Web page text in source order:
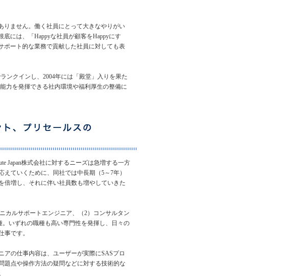
りません。働く社員にとって大きなやりがい
には、「Happyな社員が顧客をHappyにす
ポート的な業務で貢献した社員に対しても表
ンクインし、2004年には「殿堂」入りを果た
力を発揮できる社内環境や福利厚生の整備に
Japan株式会社に対するニーズは急増する一方
えていくために、同社では中長期（5～7年）
倍増し、それに伴い社員数も増やしていきた
カルサポートエンジニア、（2）コンサルタン
。いずれの職種も高い専門性を発揮し、日々の
事です。
アの仕事内容は、ユーザーが実際にSASプロ
題点や操作方法の疑問などに対する技術的な